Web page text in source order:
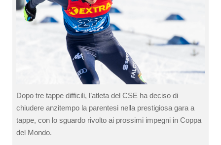
Dopo tre tappe difficili, l’atleta del CSE ha deciso di
chiudere anzitempo la parentesi nella prestigiosa gara a
tappe, con lo sguardo rivolto ai prossimi impegni in Coppa
del Mondo.